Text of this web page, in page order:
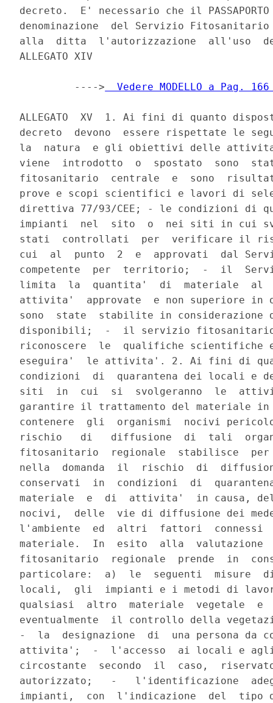
decreto.  E' necessario che il
denominazione  del Servizio
alla  ditta  l'autorizzazione  all'uso
ALLEGATO XIV
         ---->
Vedere MODELLO a Pag.
ALLEGATO  XV  1. Ai fini di quanto
decreto  devono  essere rispettate le
la  natura  e gli obiettivi delle
viene  introdotto  o  spostato  sono
fitosanitario  centrale  e  sono
prove e scopi scientifici e lavori di
direttiva 77/93/CEE; - le condizioni di
impianti  nel  sito  o  nei siti in cui
stati  controllati  per  verificare il
cui  al  punto  2  e  approvati  dal
competente  per  territorio;  -  il
limita  la  quantita'  di  materiale  al
attivita'  approvate  e non superiore in
sono  state  stabilite in considerazione
disponibili;  -  il servizio fitosanitario
riconoscere  le  qualifiche scientifiche
eseguira'  le attivita'. 2. Ai fini di
condizioni  di  quarantena dei locali e
siti  in  cui  si  svolgeranno  le
garantire il trattamento del materiale
contenere  gli  organismi  nocivi
rischio   di   diffusione  di  tali
fitosanitario  regionale  stabilisce
nella  domanda  il  rischio  di
conservati  in  condizioni  di
materiale  e  di  attivita'  in causa,
nocivi,  delle  vie di diffusione dei
l'ambiente  ed  altri  fattori
materiale.  In  esito  alla
fitosanitario  regionale  prende  in
particolare:  a)  le  seguenti  misure
locali,  gli  impianti e i metodi di
qualsiasi  altro  materiale  vegetale  e
eventualmente  il controllo della
-  la  designazione  di  una persona da
attivita';  -  l'accesso  ai locali e agli
circostante  secondo  il  caso,
autorizzato;   -   l'identificazione
impianti,  con  l'indicazione  del  tipo